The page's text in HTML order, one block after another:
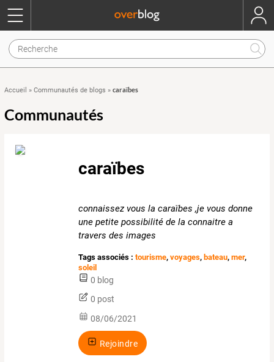
Accueil » Communautés de blogs » caraïbes
Communautés
caraïbes
connaissez vous la caraïbes ,je vous donne
une petite possibilité de la connaitre a
travers des images
Tags associés : tourisme,voyages,bateau,mer,
soleil
0 blog
0 post
08/06/2021
Rejoindre